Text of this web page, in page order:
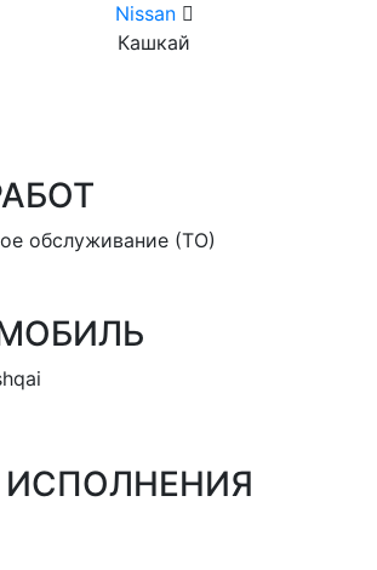
Nissan
Кашкай
обслуживание (ТО)
ИСПОЛНЕНИЯ